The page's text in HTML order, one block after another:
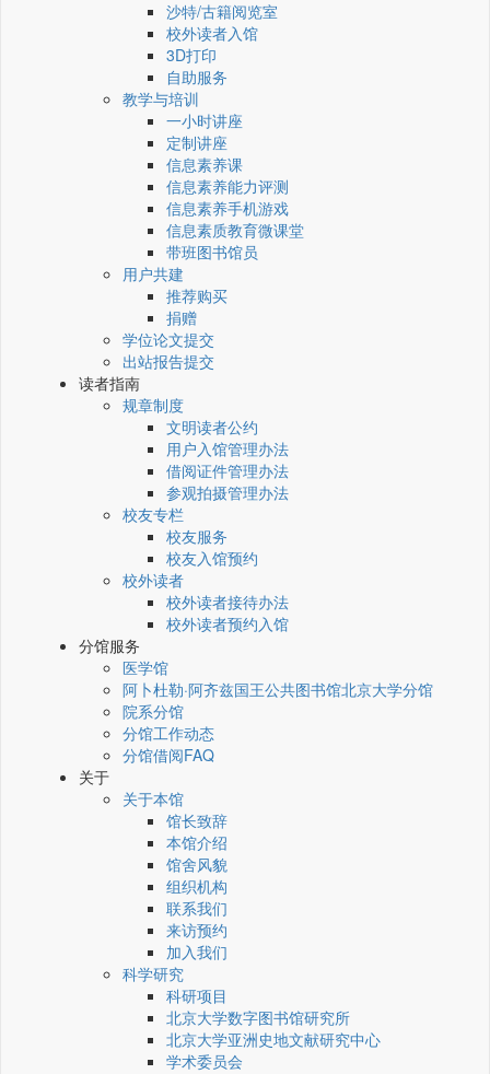
沙特/古籍阅览室
校外读者入馆
3D打印
自助服务
教学与培训
一小时讲座
定制讲座
信息素养课
信息素养能力评测
信息素养手机游戏
信息素质教育微课堂
带班图书馆员
用户共建
推荐购买
捐赠
学位论文提交
出站报告提交
读者指南
规章制度
文明读者公约
用户入馆管理办法
借阅证件管理办法
参观拍摄管理办法
校友专栏
校友服务
校友入馆预约
校外读者
校外读者接待办法
校外读者预约入馆
分馆服务
医学馆
阿卜杜勒·阿齐兹国王公共图书馆北京大学分馆
院系分馆
分馆工作动态
分馆借阅FAQ
关于
关于本馆
馆长致辞
本馆介绍
馆舍风貌
组织机构
联系我们
来访预约
加入我们
科学研究
科研项目
北京大学数字图书馆研究所
北京大学亚洲史地文献研究中心
学术委员会